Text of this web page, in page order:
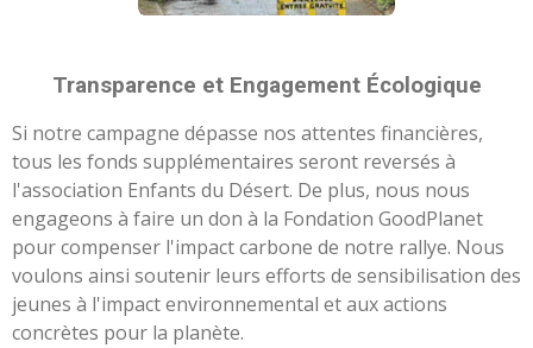
Transparence et Engagement Écologique
Si notre campagne dépasse nos attentes financières,
tous les fonds supplémentaires seront reversés à
l'association Enfants du Désert. De plus, nous nous
engageons à faire un don à la Fondation GoodPlanet
pour compenser l'impact carbone de notre rallye. Nous
voulons ainsi soutenir leurs efforts de sensibilisation des
jeunes à l'impact environnemental et aux actions
concrètes pour la planète.